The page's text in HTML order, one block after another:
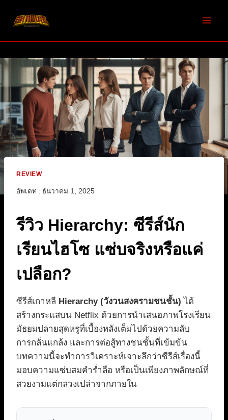
REVIEW
อัพเดท : ธันวาคม 1, 2025
รีวิว Hierarchy: ซีรีส์นัก
เรียนไฮโซ แซ่บจริงหรือแค่
เปลือก?
ซีรีส์เกาหลี Hierarchy (วังวนสงครามชนชั้น) ได้
สร้างกระแสบน Netflix ด้วยการนำเสนอภาพโรงเรียน
มัธยมปลายสุดหรูที่เบื้องหลังเต็มไปด้วยความลับ
การกลั่นแกล้ง และการต่อสู้ทางชนชั้นที่เข้มข้น
บทความนี้จะทำการวิเคราะห์เจาะลึกว่าซีรีส์เรื่องนี้
มอบความแซ่บสมคำร่ำลือ หรือเป็นเพียงภาพลักษณ์ที่
สวยงามแต่กลวงเปล่าจากภายใน